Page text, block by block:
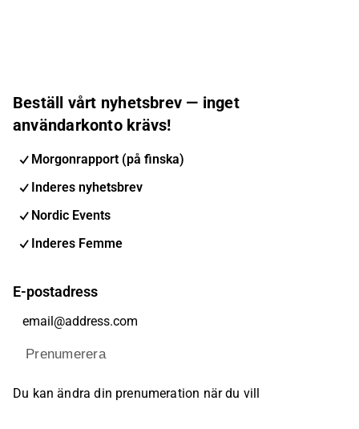
Beställ vårt nyhetsbrev — inget
användarkonto krävs!
Morgonrapport (på finska)
Inderes nyhetsbrev
Nordic Events
Inderes Femme
E-postadress
Prenumerera
Du kan ändra din prenumeration när du vill